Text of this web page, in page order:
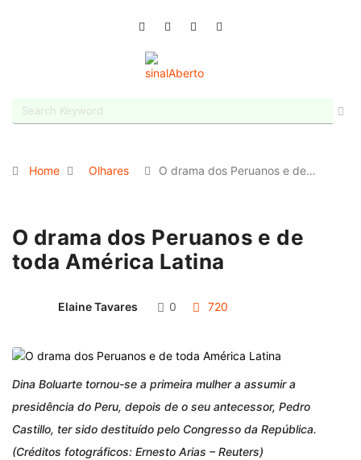
Home Olhares O drama dos Peruanos e de…
O drama dos Peruanos e de
toda América Latina
Elaine Tavares 0 720
Dina Boluarte tornou-se a primeira mulher a assumir a
presidência do Peru, depois de o seu antecessor, Pedro
Castillo, ter sido destituído pelo Congresso da República.
(Créditos fotográficos: Ernesto Arias – Reuters)